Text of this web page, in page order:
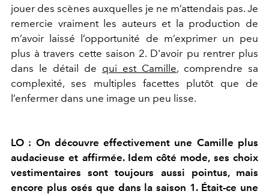
jouer des scènes auxquelles je ne m’attendais pas. Je
remercie vraiment les auteurs et la production de
m’avoir laissé l’opportunité de m’exprimer un peu
plus à travers cette saison 2. D'avoir pu rentrer plus
dans le détail de qui est Camille, comprendre sa
complexité, ses multiples facettes plutôt que de
l’enfermer dans une image un peu lisse.
LO : On découvre effectivement une Camille plus
audacieuse et affirmée. Idem côté mode, ses choix
vestimentaires sont toujours aussi pointus, mais
encore plus osés que dans la saison 1. Était-ce une